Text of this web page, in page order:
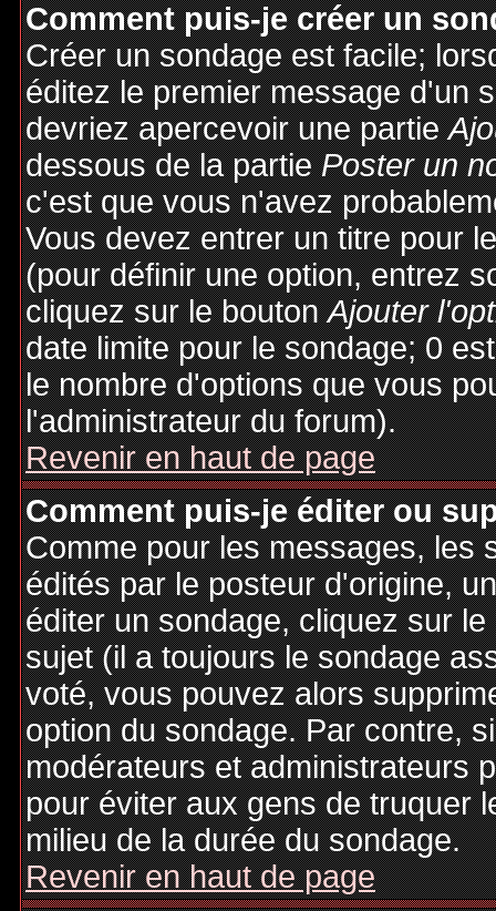
Comment puis-je créer un
Créer un sondage est facile;
éditez le premier message d'un
devriez apercevoir une partie
dessous de la partiePoster un
c'est que vous n'avez
Vous devez entrer un titre pour
(pour définir une option, entrez
cliquez sur le boutonAjouter
date limite pour le sondage; 0
le nombre d'options que vous
l'administrateur du forum).
Revenir en haut de page
Comment puis-je éditer ou
Comme pour les messages, les
édités par le posteur d'origine,
éditer un sondage, cliquez sur
sujet (il a toujours le sondage
voté, vous pouvez alors
option du sondage. Par contre,
modérateurs et administrateurs
pour éviter aux gens de truquer
milieu de la durée du sondage.
Revenir en haut de page